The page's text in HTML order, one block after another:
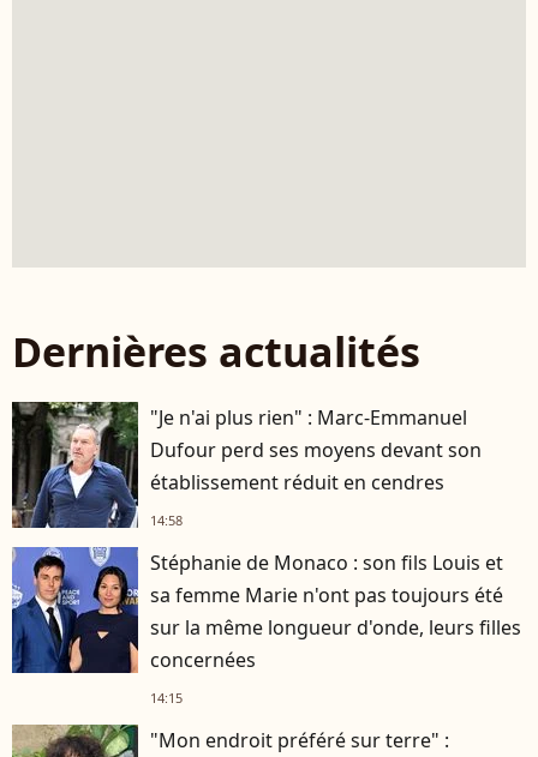
Dernières actualités
"Je n'ai plus rien" : Marc-Emmanuel
Dufour perd ses moyens devant son
établissement réduit en cendres
14:58
Stéphanie de Monaco : son fils Louis et
sa femme Marie n'ont pas toujours été
sur la même longueur d'onde, leurs filles
concernées
14:15
"Mon endroit préféré sur terre" :